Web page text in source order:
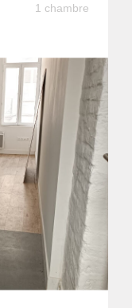
1 chambre